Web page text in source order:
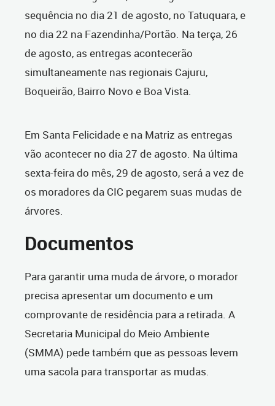
sequência no dia 21 de agosto, no Tatuquara, e
no dia 22 na Fazendinha/Portão. Na terça, 26
de agosto, as entregas acontecerão
simultaneamente nas regionais Cajuru,
Boqueirão, Bairro Novo e Boa Vista.
Em Santa Felicidade e na Matriz as entregas
vão acontecer no dia 27 de agosto. Na última
sexta-feira do mês, 29 de agosto, será a vez de
os moradores da CIC pegarem suas mudas de
árvores.
Documentos
Para garantir uma muda de árvore, o morador
precisa apresentar um documento e um
comprovante de residência para a retirada. A
Secretaria Municipal do Meio Ambiente
(SMMA) pede também que as pessoas levem
uma sacola para transportar as mudas.